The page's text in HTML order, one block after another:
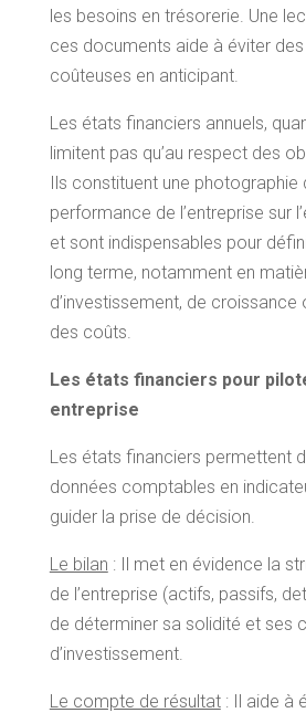
les besoins en trésorerie. Une
ces documents aide à éviter des
coûteuses en anticipant.
Les états financiers annuels,
limitent pas qu’au respect des
Ils constituent une photographie
performance de l’entreprise sur
et sont indispensables pour
long terme, notamment en
d’investissement, de croissance
des coûts.
Les états financiers pour
entreprise
Les états financiers permettent
données comptables en
guider la prise de décision.
Le bilan : Il met en évidence la
de l’entreprise (actifs, passifs,
de déterminer sa solidité et ses
d’investissement.
Le compte de résultat: Il aide à